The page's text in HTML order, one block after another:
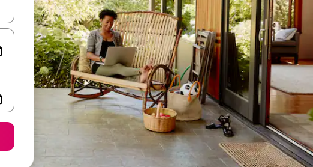
vers le haut et vers le bas pour les parcourir ou en appuyant et en faisant glisser.